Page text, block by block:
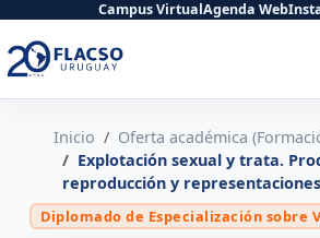
contenido
contenido
Campus VirtualAgenda Web
Inicio Oferta académica
Explotación sexual y trata.
reproducción y
Diplomado de Especialización sobre